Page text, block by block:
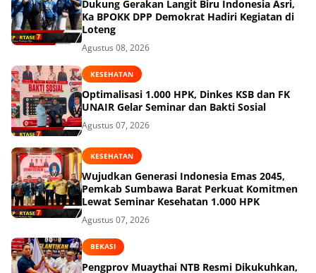
Dukung Gerakan Langit Biru Indonesia Asri,
Ka BPOKK DPP Demokrat Hadiri Kegiatan di
Loteng
Agustus 08, 2026
KESEHATAN
Optimalisasi 1.000 HPK, Dinkes KSB dan FK
UNAIR Gelar Seminar dan Bakti Sosial
Agustus 07, 2026
KESEHATAN
Wujudkan Generasi Indonesia Emas 2045,
Pemkab Sumbawa Barat Perkuat Komitmen
Lewat Seminar Kesehatan 1.000 HPK
Agustus 07, 2026
BEKASI
Pengprov Muaythai NTB Resmi Dikukuhkan,